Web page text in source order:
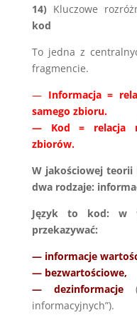
14) Kluczowe
kod
To jedna z
fragmencie.
— Informacja =
samego zbioru.
— Kod = relacja
zbiorów.
W jakościowej teorii
dwa rodzaje:
Język to kod: w
przekazywać:
— informacje
— bezwartościowe,
— dezinformacje
informacyjnych”).